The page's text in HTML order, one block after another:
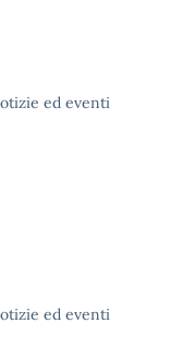
ed eventi
ed eventi